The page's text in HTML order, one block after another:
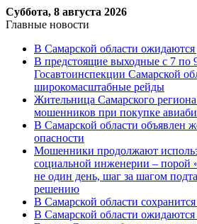
Суббота, 8 августа 2026
Главные новости
В Самарской области
В предстоящие выходные с 7 по
Госавтоинспекции Самарской
широкомасштабные рейды
Жительница Самарского
мошенников при покупке
В Самарской области объявлен
опасности
Мошенники продолжают
социальной инженерии – порой
не один день, шаг за шагом
решению
В Самарской области сохранится
В Самарской области ожидаются